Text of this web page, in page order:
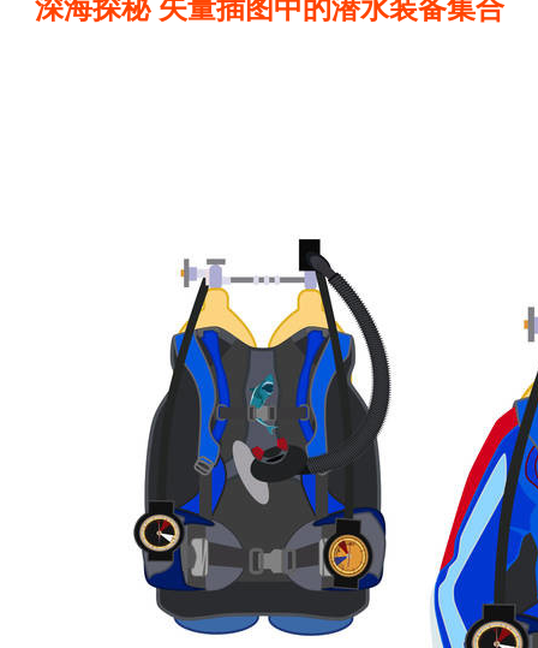
深海探秘 矢量插图中的潜水装备集合